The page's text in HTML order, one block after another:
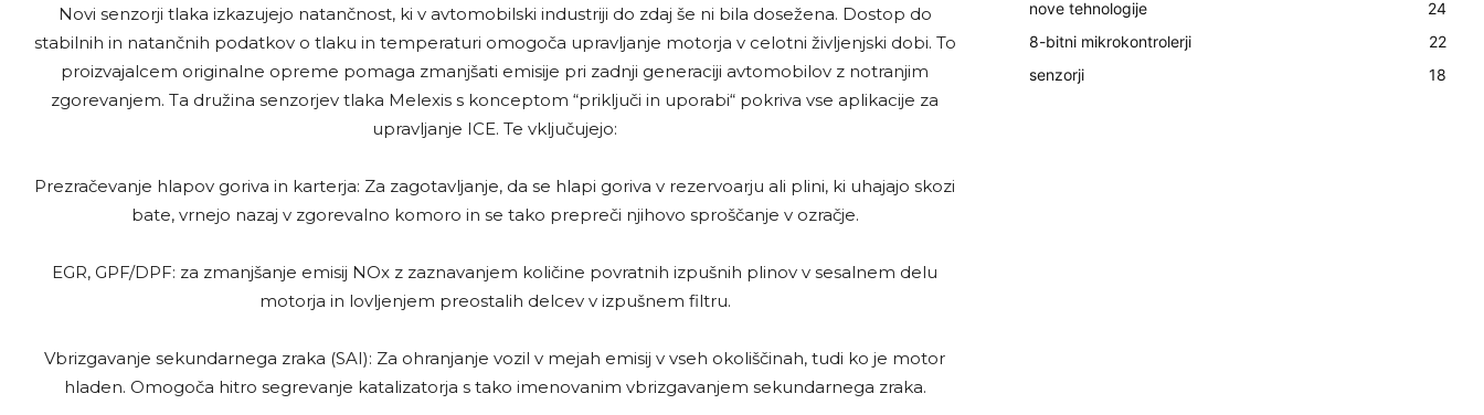
Novi senzorji tlaka izkazujejo natančnost, ki v avtomobilski industriji do zdaj še ni bila dosežena. Dostop do
stabilnih in natančnih podatkov o tlaku in temperaturi omogoča upravljanje motorja v celotni življenjski dobi. To
proizvajalcem originalne opreme pomaga zmanjšati emisije pri zadnji generaciji avtomobilov z notranjim
zgorevanjem. Ta družina senzorjev tlaka Melexis s konceptom “priključi in uporabi“ pokriva vse aplikacije za
upravljanje ICE. Te vključujejo:
Prezračevanje hlapov goriva in karterja: Za zagotavljanje, da se hlapi goriva v rezervoarju ali plini, ki uhajajo skozi
bate, vrnejo nazaj v zgorevalno komoro in se tako prepreči njihovo sproščanje v ozračje.
EGR, GPF/DPF: za zmanjšanje emisij NOx z zaznavanjem količine povratnih izpušnih plinov v sesalnem delu
motorja in lovljenjem preostalih delcev v izpušnem filtru.
Vbrizgavanje sekundarnega zraka (SAI): Za ohranjanje vozil v mejah emisij v vseh okoliščinah, tudi ko je motor
hladen. Omogoča hitro segrevanje katalizatorja s tako imenovanim vbrizgavanjem sekundarnega zraka.
nove tehnologije
24
8-bitni mikrokontrolerji
22
senzorji
18